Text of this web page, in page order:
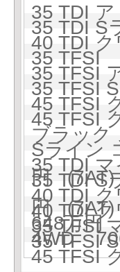
35 TDI
35 TDI
40 TDI
35 TFSI
35 TFSI
35 TFSI
45 TFSI
45 TFSI
ブラッ
Sライン
円 (7AT)
35 TDI
35 TDI S
円 (7AT)
40 TDI
648万円
40 TDI
4WD
35 TFSI
35 TFSI
45 TFSI